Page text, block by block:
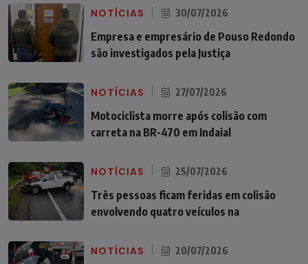
NOTÍCIAS 30/07/2026
Empresa e empresário de Pouso Redondo
são investigados pela Justiça
NOTÍCIAS 27/07/2026
Motociclista morre após colisão com
carreta na BR-470 em Indaial
NOTÍCIAS 25/07/2026
Três pessoas ficam feridas em colisão
envolvendo quatro veículos na
NOTÍCIAS 20/07/2026